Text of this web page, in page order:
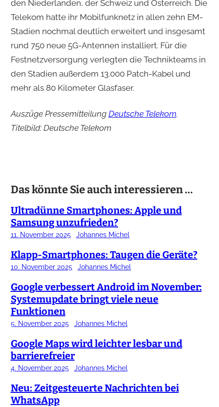
den Niederlanden, der Schweiz und Österreich. Die
Telekom hatte ihr Mobilfunknetz in allen zehn EM-
Stadien nochmal deutlich erweitert und insgesamt
rund 750 neue 5G-Antennen installiert. Für die
Festnetzversorgung verlegten die Technikteams in
den Stadien außerdem 13.000 Patch-Kabel und
mehr als 80 Kilometer Glasfaser.
Auszüge Pressemitteilung Deutsche Telekom.
Titelbild: Deutsche Telekom
Das könnte Sie auch interessieren …
Ultradünne Smartphones: Apple und
Samsung unzufrieden?
11. November 2025 Johannes Michel
Klapp-Smartphones: Taugen die Geräte?
10. November 2025 Johannes Michel
Google verbessert Android im November:
Systemupdate bringt viele neue
Funktionen
5. November 2025 Johannes Michel
Google Maps wird leichter lesbar und
barrierefreier
4. November 2025 Johannes Michel
Neu: Zeitgesteuerte Nachrichten bei
WhatsApp